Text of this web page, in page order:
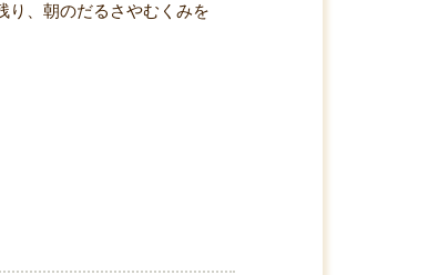
り、朝のだるさやむくみを